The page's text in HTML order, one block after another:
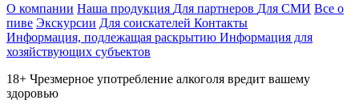
О компании Наша продукция Для партнеров Для СМИ Все о
пиве Экскурсии Для соискателей Контакты
Информация, подлежащая раскрытию Информация для
хозяйствующих субъектов
18+ Чрезмерное употребление алкоголя вредит вашему
здоровью